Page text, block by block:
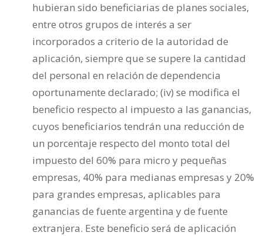
hubieran sido beneficiarias de planes sociales,
entre otros grupos de interés a ser
incorporados a criterio de la autoridad de
aplicación, siempre que se supere la cantidad
del personal en relación de dependencia
oportunamente declarado; (iv) se modifica el
beneficio respecto al impuesto a las ganancias,
cuyos beneficiarios tendrán una reducción de
un porcentaje respecto del monto total del
impuesto del 60% para micro y pequeñas
empresas, 40% para medianas empresas y 20%
para grandes empresas, aplicables para
ganancias de fuente argentina y de fuente
extranjera. Este beneficio será de aplicación